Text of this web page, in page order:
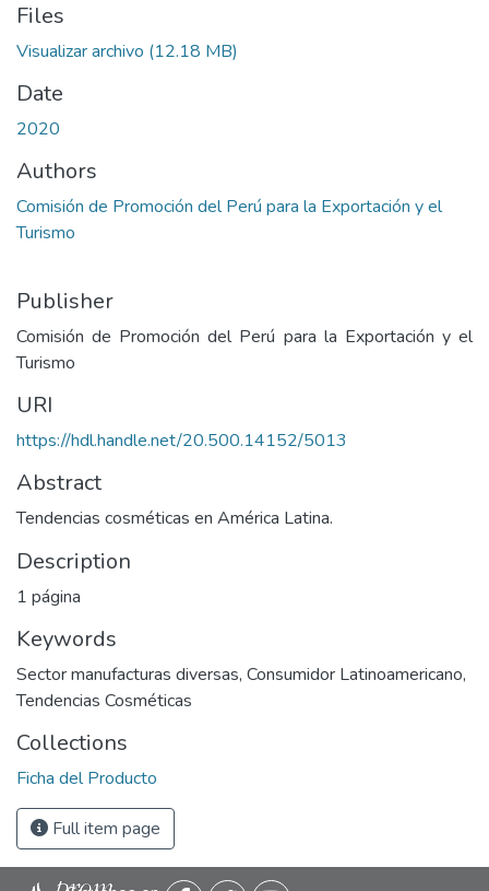
Files
Visualizar archivo (12.18 MB)
Date
2020
Authors
Comisión de Promoción del Perú para la Exportación y el
Turismo
Publisher
Comisión de Promoción del Perú para la Exportación y el
Turismo
URI
https://hdl.handle.net/20.500.14152/5013
Abstract
Tendencias cosméticas en América Latina.
Description
1 página
Keywords
Sector manufacturas diversas, Consumidor Latinoamericano,
Tendencias Cosméticas
Collections
Ficha del Producto
Full item page